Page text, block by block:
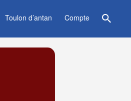
Toulon d’antan Compte